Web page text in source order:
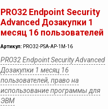
PRO32 Endpoint Security
Advanced Дозакупки 1
месяц 16 пользователей
Артикул: PRO32-PSA-AP-1M-16
PRO32 Endpoint Security Advanced
Дозакупки 1 месяц 16
пользователей, право на
использование программы для
ЭВМ